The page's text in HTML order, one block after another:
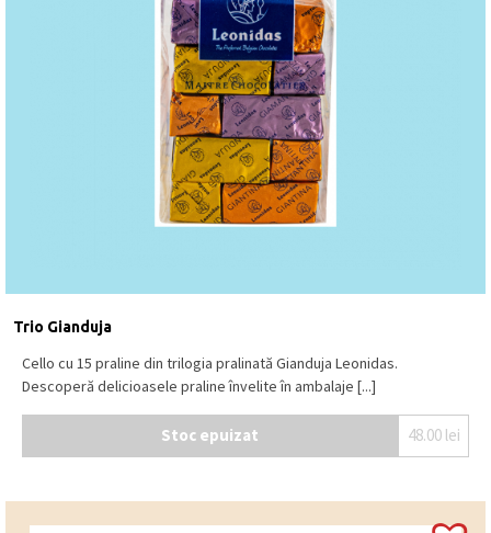
Trio Gianduja
Cello cu 15 praline din trilogia pralinată Gianduja Leonidas.
Descoperă delicioasele praline învelite în ambalaje [...]
Stoc epuizat 48.00 lei